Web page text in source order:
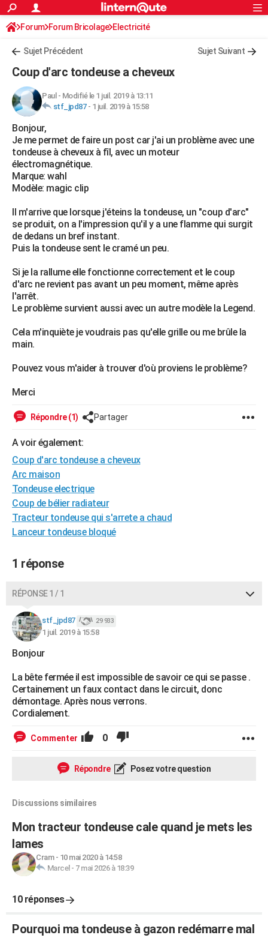
ACTUALITÉS
Politique
Société
Faits Divers
Education
Monde
Villes
+
FINANCE
Retraite
Impôts
Epargne
Immobilier
Risques naturels par ville
Banque
Assurance
Crédit
AUTO
Essais
Réserver un essai
Citadines
Berlines
SUV
Forum auto
+HIGH-TECH
Mobiles
Meilleur smartphone
Internet
Ordinateurs
Jeux vidéo
Guide high-tech
+BRICOLAGE
Forum
Aménagement intérieur
Extérieur
Cuisine
Salle de bains
Jardinage
Rangement
WEEK-END
Guides de France
Escapades
Patrimoine
Expositions
Musées
Week-end nature
+LIFESTYLE
Art de vivre
Bien-être
Loisirs
ModeModes de vie
SANTE
Destinations
City break
Voyage nature
Voyage de noces
Forum
Climat
+PHOTO
GUIDES D'ACHAT
BONS PLANS
Se connecter
Primaires
Universités
Entreprises
Service militaire
Avis de recherche
FORUM
Bricolage
Lifestyle
Culture
Sport
Auto
Television
Voyage
Cinema
S'inscrire
Connexion
Forum Forum Bricolage Electricité
Sujet Précédent Sujet Suivant
Coup d'arc tondeuse a cheveux
Paul - Modifié le 1 juil. 2019 à 13:11
stf_jpd87- 1 juil. 2019 à 15:58
Bonjour,
Je me permet de faire un post car j'ai un problème avec une
tondeuse à cheveux à fîl, avec un moteur
électromagnétique.
Marque: wahl
Modèle: magic clip
Il m'arrive que lorsque j'éteins la tondeuse, un "coup d'arc"
se produit, on a l'impression qu'il y a une flamme qui surgit
de dedans un bref instant.
Puis la tondeuse sent le cramé un peu.
Si je la rallume elle fonctionne correctement et le coup
d'arc ne revient pas avant un peu moment, même après
l'arrêt.
Le problème survient aussi avec un autre modèle la Legend.
Cela m'inquiète je voudrais pas qu'elle grille ou me brûle la
main.
Pouvez vous m'aider à trouver d'où proviens le problème?
Merci
Répondre (1) Partager
A voir également:
Coup d'arc tondeuse a cheveux
Arc maison
Tondeuse electrique
Coup de bélier radiateur
Tracteur tondeuse qui s'arrete a chaud
Lanceur tondeuse bloqué
1 réponse
RÉPONSE 1 / 1
stf_jpd87 29 933
1 juil. 2019 à 15:58
Bonjour
La bête fermée il est impossible de savoir ce qui se passe .
Certainement un faux contact dans le circuit, donc
démontage. Après nous verrons.
Cordialement.
Commenter 0
Répondre Posez votre question
Discussions similaires
Mon tracteur tondeuse cale quand je mets les
lames
Cram- 10 mai 2020 à 14:58
Marcel - 7 mai 2026 à 18:39
10 réponses
Pourquoi ma tondeuse à gazon redémarre mal